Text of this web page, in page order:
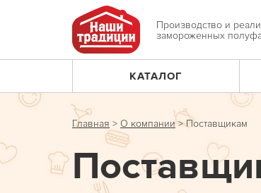
Производство и
замороженных
Главное
меню
КАТАЛОГ
Вы
здесь
Главная > О компании>Поставщикам